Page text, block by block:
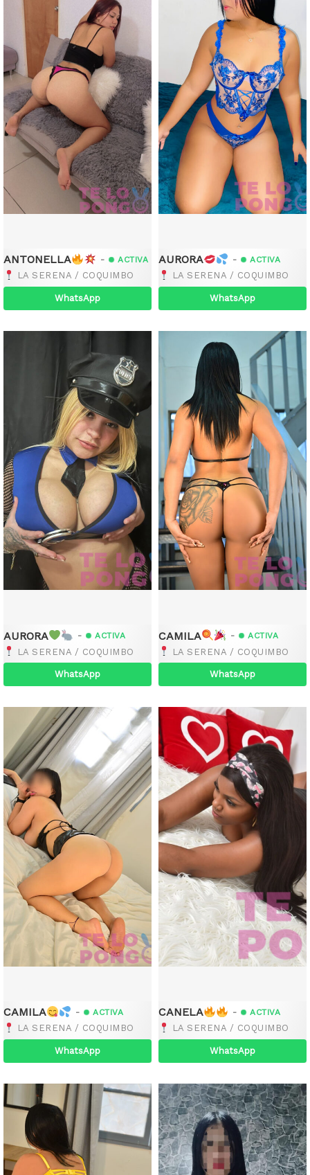
ANTONELLA - ACTIVA
LA SERENA / COQUIMBO
WhatsApp
AURORA - ACTIVA
LA SERENA / COQUIMBO
WhatsApp
AURORA - ACTIVA
LA SERENA / COQUIMBO
WhatsApp
CAMILA - ACTIVA
LA SERENA / COQUIMBO
WhatsApp
CAMILA - ACTIVA
LA SERENA / COQUIMBO
WhatsApp
CANELA - ACTIVA
LA SERENA / COQUIMBO
WhatsApp